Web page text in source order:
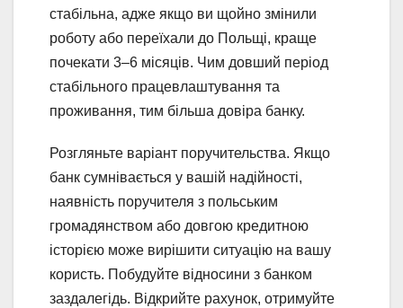
стабільна, адже якщо ви щойно змінили
роботу або переїхали до Польщі, краще
почекати 3–6 місяців. Чим довший період
стабільного працевлаштування та
проживання, тим більша довіра банку.
Розгляньте варіант поручительства. Якщо
банк сумнівається у вашій надійності,
наявність поручителя з польським
громадянством або довгою кредитною
історією може вирішити ситуацію на вашу
користь. Побудуйте відносини з банком
заздалегідь. Відкрийте рахунок, отримуйте